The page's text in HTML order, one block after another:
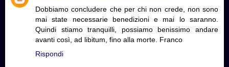
Dobbiamo concludere che per chi non crede, non sono
mai state necessarie benedizioni e mai lo saranno.
Quindi stiamo tranquilli, possiamo benissimo andare
avanti così, ad libitum, fino alla morte. Franco
Rispondi